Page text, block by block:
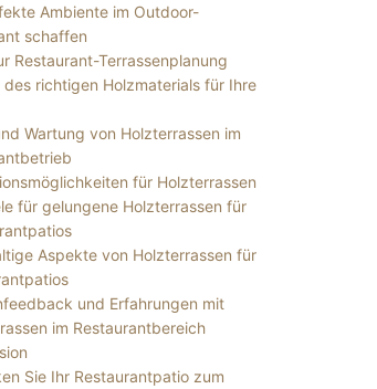
Ambiente im Outdoor-
schaffen
Restaurant-Terrassenplanung
des richtigen Holzmaterials für Ihre
Wartung von Holzterrassen im
für Holzterrassen
für gelungene Holzterrassen für
Aspekte von Holzterrassen für
und Erfahrungen mit
im Restaurantbereich
Sie Ihr Restaurantpatio zum